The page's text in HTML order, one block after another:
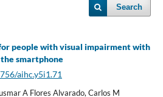
Search
people with visual impairment with
smartphone
aihc.y5i1.71
A Flores Alvarado, Carlos M